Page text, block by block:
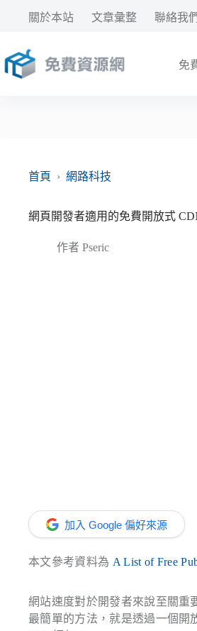
要
內
關於本站 文章彙整 聯絡我
免
首頁 › 網路科技
網頁開發者適用的免費開放式
作者 Pseric
加入 Google 偏好來源
本文參考資料為 A List of Free
網站速度對於開發者來說至關重
最簡單的方法，就是透過一個開